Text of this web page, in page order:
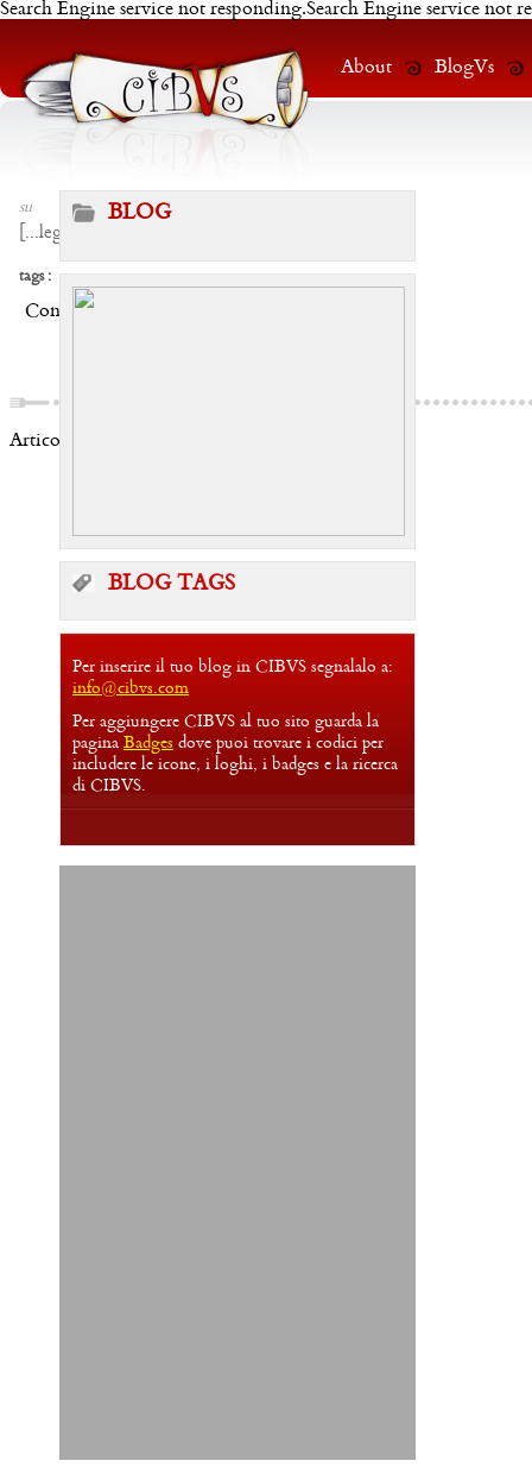
Search Engine service not responding.Search Engine service not
About BlogVs
su
...leggi
tags :
Condividi:
Articoli correlati:
BLOG
BLOG TAGS
Per inserire il tuo blog in CIBVS segnalalo a:
info@cibvs.com
Per aggiungere CIBVS al tuo sito guarda la
pagina Badges dove puoi trovare i codici per
includere le icone, i loghi, i badges e la ricerca
di CIBVS.